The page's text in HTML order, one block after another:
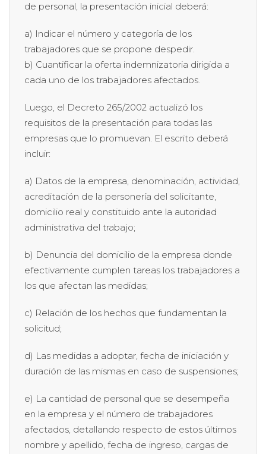
de personal, la presentación inicial deberá:
a) Indicar el número y categoría de los
trabajadores que se propone despedir.
b) Cuantificar la oferta indemnizatoria dirigida a
cada uno de los trabajadores afectados.
Luego, el Decreto 265/2002 actualizó los
requisitos de la presentación para todas las
empresas que lo promuevan. El escrito deberá
incluir:
a) Datos de la empresa, denominación, actividad,
acreditación de la personería del solicitante,
domicilio real y constituido ante la autoridad
administrativa del trabajo;
b) Denuncia del domicilio de la empresa donde
efectivamente cumplen tareas los trabajadores a
los que afectan las medidas;
c) Relación de los hechos que fundamentan la
solicitud;
d) Las medidas a adoptar, fecha de iniciación y
duración de las mismas en caso de suspensiones;
e) La cantidad de personal que se desempeña
en la empresa y el número de trabajadores
afectados, detallando respecto de estos últimos
nombre y apellido, fecha de ingreso, cargas de